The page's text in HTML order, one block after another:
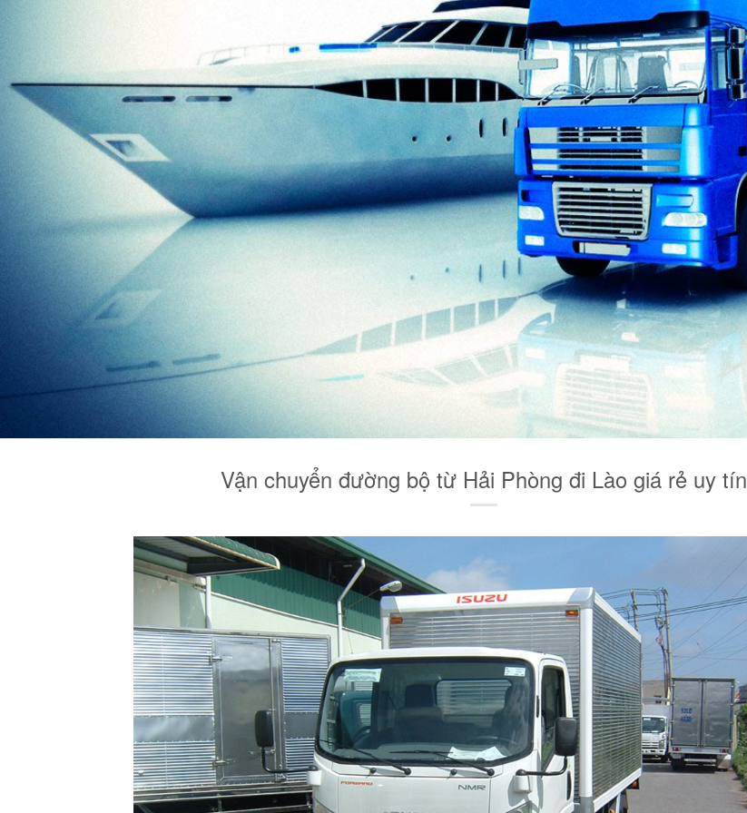
Vận chuyển đường bộ từ Hải Phòng đi Lào giá rẻ uy tín